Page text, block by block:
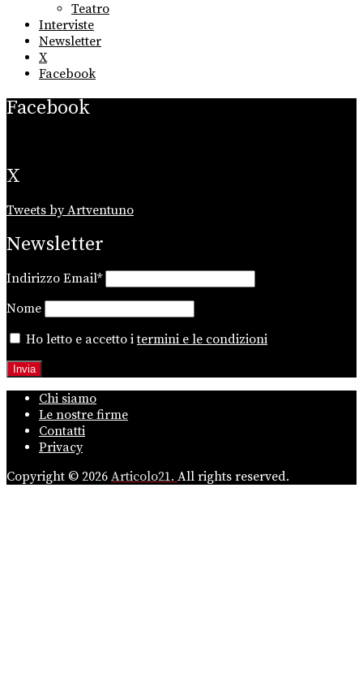
Teatro
Interviste
Newsletter
X
Facebook
Facebook
X
Tweets by Artventuno
Newsletter
Indirizzo Email*
Nome
Ho letto e accetto itermini e le condizioni
Chi siamo
Le nostre firme
Contatti
Privacy
Copyright © 2026 Articolo21. All rights reserved.